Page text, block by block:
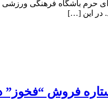
حرم باشگاه فرهنگی ورزشی
در این […]
فروش “فخوز”